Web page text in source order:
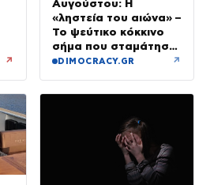
↗
Αυγούστου: Η
«ληστεία του αιώνα» –
Το ψεύτικο κόκκινο
σήμα που σταμάτησε
τρένο με 2,6 εκατ.
DIMOCRACY.GR ↗